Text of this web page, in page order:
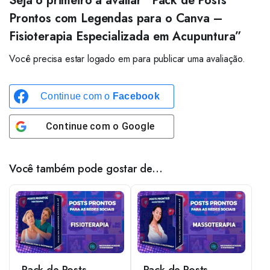
Prontos com Legendas para o Canva –
Fisioterapia Especializada em Acupuntura”
Você precisa estar logado em para publicar uma avaliação.
Continue com o Facebook
Continue com o Google
Você também pode gostar de…